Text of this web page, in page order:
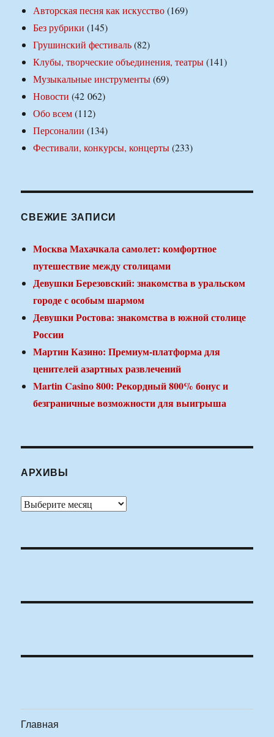
Авторская песня как искусство(169)
Без рубрики (145)
Грушинский фестиваль(82)
Клубы, творческие объединения, театры(141)
Музыкальные инструменты(69)
Новости (42 062)
Обо всем(112)
Персоналии (134)
Фестивали, конкурсы, концерты(233)
СВЕЖИЕ ЗАПИСИ
Москва Махачкала самолет: комфортное
путешествие между столицами
Девушки Березовский: знакомства в уральском
городе с особым шармом
Девушки Ростова: знакомства в южной столице
России
Мартин Казино: Премиум-платформа для
ценителей азартных развлечений
Martin Casino 800: Рекордный 800% бонус и
безграничные возможности для выигрыша
АРХИВЫ
Архивы
Главная